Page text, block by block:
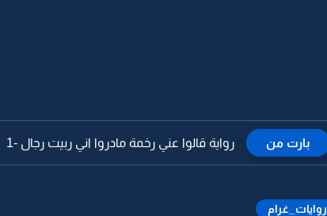
بارت من رواية قالوا عني رخمة مادروا اني ربيت رجال -1
روايات_غرام